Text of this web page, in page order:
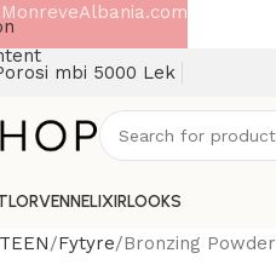
mbi 5000 Lek
LORVENNELIXIRLOOKS
Fytyre Bronzing Powder